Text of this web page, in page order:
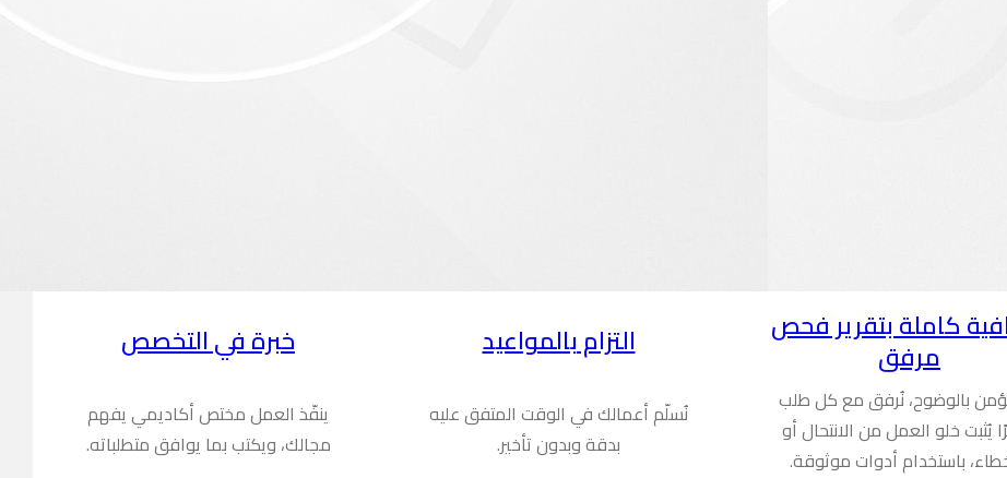
كاملة بتقرير فحص
مرفق
نؤمن بالوضوح، نُرفق مع كل طلب
يُثبت خلو العمل من الانتحال أو
باستخدام أدوات موثوقة.
التزام بالمواعيد
نُسلّم أعمالك في الوقت المتفق عليه
بدقة وبدون تأخير.
خبرة في التخصص
ينفّذ العمل مختص أكاديمي يفهم
مجالك، ويكتب بما يوافق متطلباته.